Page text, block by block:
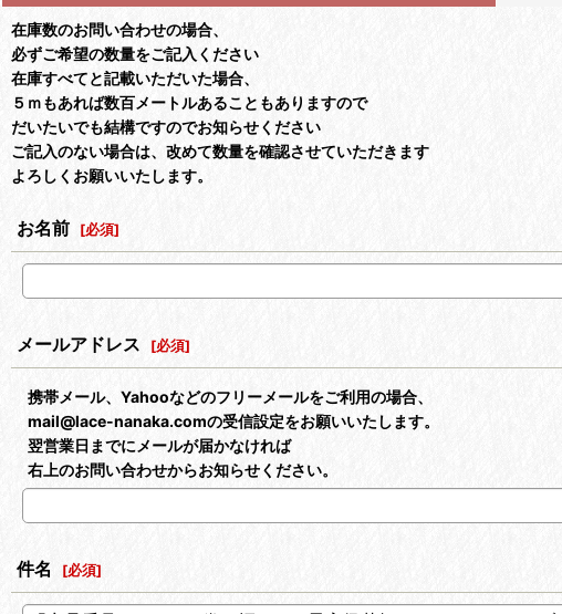
在庫数のお問い合わせの場合、
必ずご希望の数量をご記入ください
在庫すべてと記載いただいた場合、
５ｍもあれば数百メートルあることもありますので
だいたいでも結構ですのでお知らせください
ご記入のない場合は、改めて数量を確認させていただきます
よろしくお願いいたします。
お名前 [必須]
メールアドレス [必須]
携帯メール、Yahooなどのフリーメールをご利用の場合、
mail@lace-nanaka.comの受信設定をお願いいたします。
翌営業日までにメールが届かなければ
右上のお問い合わせからお知らせください。
件名 [必須]